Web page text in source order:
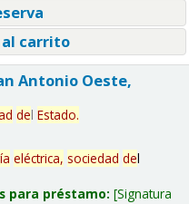
carrito
Antonio Oeste,
del Estado.
eléctrica, sociedad del
para préstamo: Signatura